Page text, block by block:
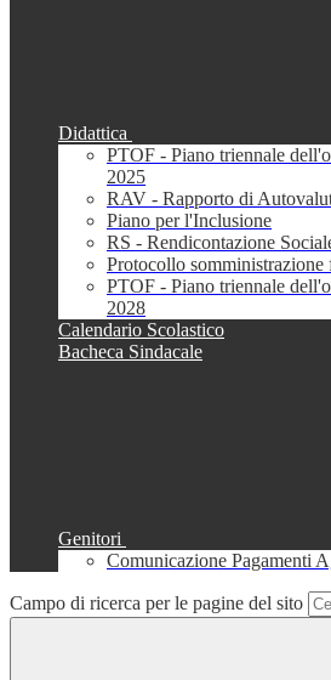
Didattica
PTOF - Piano triennale
2025
RAV - Rapporto di
Piano per l'Inclusione
RS - Rendicontazione
Protocollo somministrazione
PTOF - Piano triennale
2028
Calendario Scolastico
Bacheca Sindacale
Genitori
Comunicazione Pagamenti
Campo di ricerca per le pagine del sito